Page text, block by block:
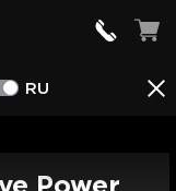
RU
Отзывы (0)